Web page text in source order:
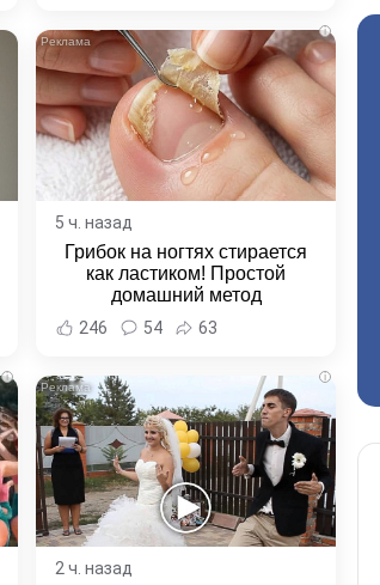
i
5 ч. назад
Грибок на ногтях стирается
как ластиком! Простой
домашний метод
246 54 63
i i
2 ч. назад